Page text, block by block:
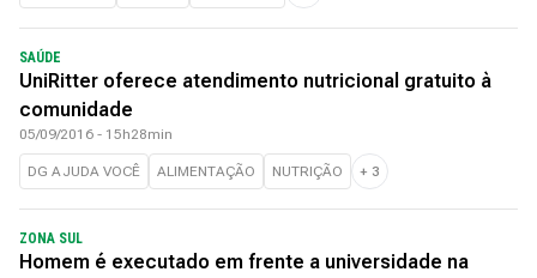
SAÚDE
UniRitter oferece atendimento nutricional gratuito à
comunidade
05/09/2016 - 15h28min
DG AJUDA VOCÊ ALIMENTAÇÃO NUTRIÇÃO + 3
ZONA SUL
Homem é executado em frente a universidade na